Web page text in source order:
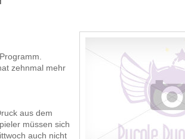
zehnmal mehr
aus dem
müssen sich
auch nicht